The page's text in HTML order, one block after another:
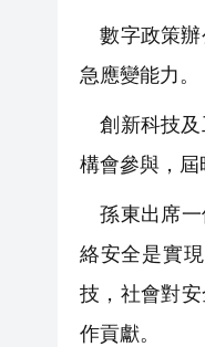
數字政策辦
急應變能力。
創新科技及
構會參與，屆
孫東出席一
絡安全是實
技，社會對
作貢獻。